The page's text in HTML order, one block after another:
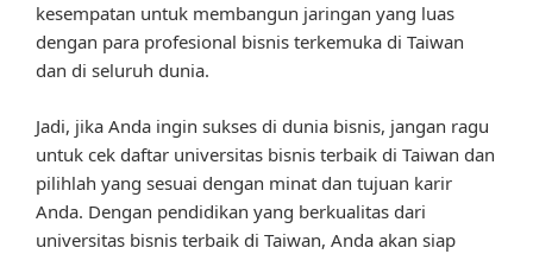
kesempatan untuk membangun jaringan yang luas
dengan para profesional bisnis terkemuka di Taiwan
dan di seluruh dunia.
Jadi, jika Anda ingin sukses di dunia bisnis, jangan ragu
untuk cek daftar universitas bisnis terbaik di Taiwan dan
pilihlah yang sesuai dengan minat dan tujuan karir
Anda. Dengan pendidikan yang berkualitas dari
universitas bisnis terbaik di Taiwan, Anda akan siap